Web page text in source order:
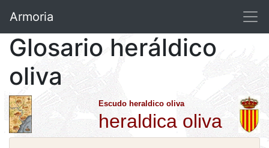
Armoria
Glosario heráldico
oliva
Escudo heraldico oliva
heraldica oliva